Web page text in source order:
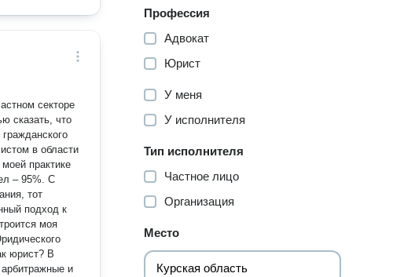
секторе
сказать, что
в области
практике
– 95%. С
тот
подход к
моя
и
Профессия
Адвокат
Юрист
У меня
У исполнителя
Тип исполнителя
Частное лицо
Организация
Место